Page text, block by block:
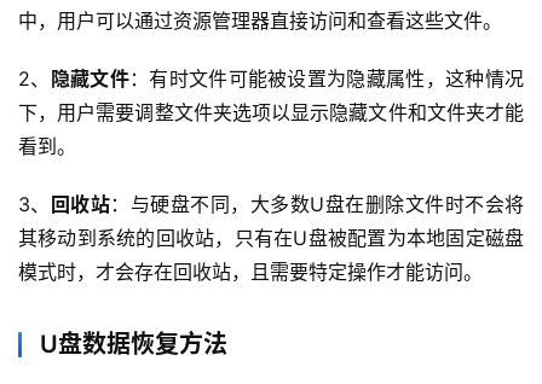
中，用户可以通过资源管理器直接访问和查看这些文件。
2、 隐藏文件：有时文件可能被设置为隐藏属性，这种情况
下，用户需要调整文件夹选项以显示隐藏文件和文件夹才能
看到。
3、 回收站：与硬盘不同，大多数U盘在删除文件时不会将
其移动到系统的回收站，只有在U盘被配置为本地固定磁盘
模式时，才会存在回收站，且需要特定操作才能访问。
U盘数据恢复方法